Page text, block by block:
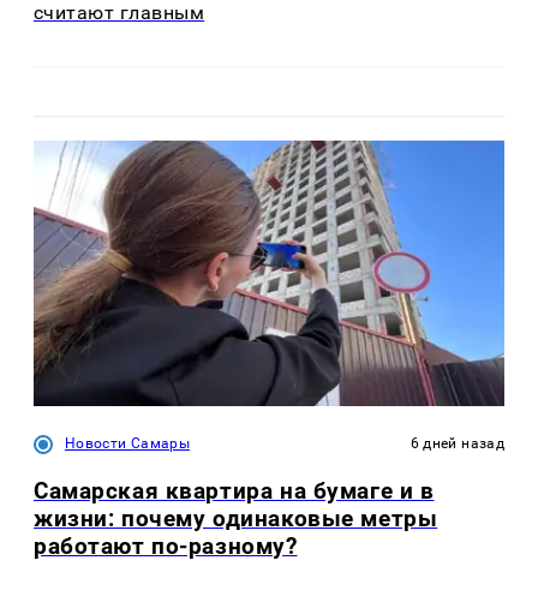
считают главным
Новости Самары 6 дней назад
Самарская квартира на бумаге и в
жизни: почему одинаковые метры
работают по-разному?